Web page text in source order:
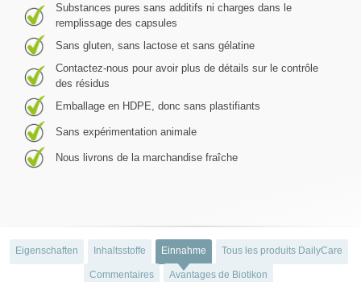
Substances pures sans additifs ni charges dans le
remplissage des capsules
Sans gluten, sans lactose et sans gélatine
Contactez-nous pour avoir plus de détails sur le contrôle
des résidus
Emballage en HDPE, donc sans plastifiants
Sans expérimentation animale
Nous livrons de la marchandise fraîche
Eigenschaften Inhaltsstoffe Einnahme Tous les produits DailyCare
Commentaires Avantages de Biotikon